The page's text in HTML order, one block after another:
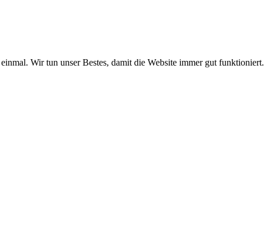
Wir tun unser Bestes, damit die Website immer gut funktioniert.